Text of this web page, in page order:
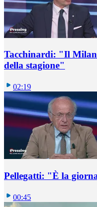
Tacchinardi: "Il Milan
della stagione"
02:19
Pellegatti: "È la
00:45